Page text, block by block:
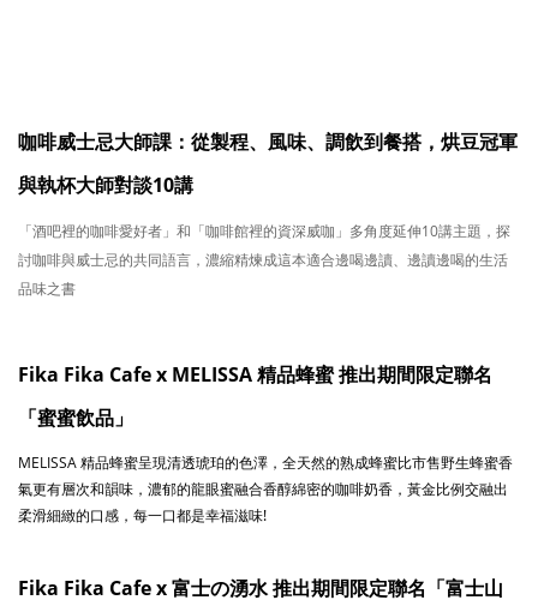
咖啡威士忌大師課：從製程、風味、調飲到餐搭，烘豆冠軍
與執杯大師對談10講
「酒吧裡的咖啡愛好者」和「咖啡館裡的資深威咖」多角度延伸10講主題，探
討咖啡與威士忌的共同語言，濃縮精煉成這本適合邊喝邊讀、邊讀邊喝的生活
品味之書
Fika Fika Cafe x MELISSA 精品蜂蜜 推出期間限定聯名
「蜜蜜飲品」
MELISSA 精品蜂蜜呈現清透琥珀的色澤， 全天然的熟成蜂蜜比市售野生蜂蜜香
氣更有層次和韻味， 濃郁的龍眼蜜融合香醇綿密的咖啡奶香， 黃金比例交融出
柔滑細緻的口感， 每一口都是幸福滋味!
Fika Fika Cafe x 富士の湧水 推出期間限定聯名「富士山